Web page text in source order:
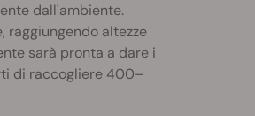
dall'ambiente.
raggiungendo altezze
sarà pronta a dare i
di raccogliere 400–